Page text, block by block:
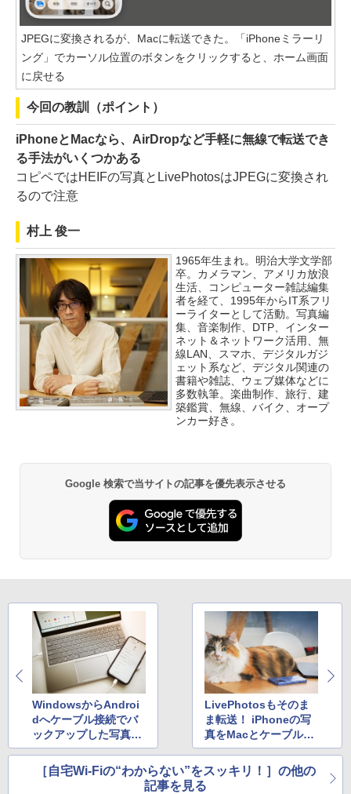
JPEGに変換されるが、Macに転送できた。「iPhoneミラーリ
ング」でカーソル位置のボタンをクリックすると、ホーム画面
に戻せる
今回の教訓（ポイント）
iPhoneとMacなら、AirDropなど手軽に無線で転送でき
る手法がいくつかある
コピペではHEIFの写真とLivePhotosはJPEGに変換され
るので注意
村上 俊一
1965年生まれ。明治大学文学部
卒。カメラマン、アメリカ放浪
生活、コンピューター雑誌編集
者を経て、1995年からIT系フリ
ーライターとして活動。写真編
集、音楽制作、DTP、インター
ネット＆ネットワーク活用、無
線LAN、スマホ、デジタルガジ
ェット系など、デジタル関連の
書籍や雑誌、ウェブ媒体などに
多数執筆。楽曲制作、旅行、建
築鑑賞、無線、バイク、オープ
ンカー好き。
Google 検索で当サイトの記事を優先表示させる
WindowsからAndroi
dへケーブル接続でバ
ックアップした写真を
転送する
LivePhotosもそのま
ま転送！ iPhoneの写
真をMacとケーブル接
続してバックアップす
る
［自宅Wi-Fiの“わからない”をスッキリ！］の他の
記事を見る